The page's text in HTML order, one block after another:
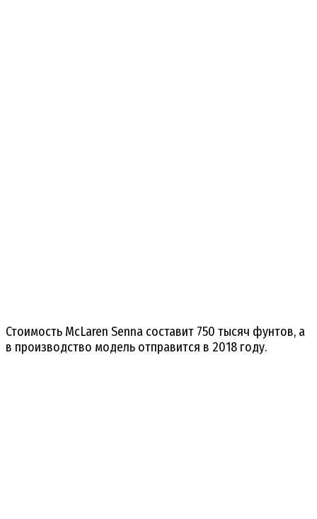
Стоимость McLaren Senna составит 750 тысяч фунтов, а
в производство модель отправится в 2018 году.